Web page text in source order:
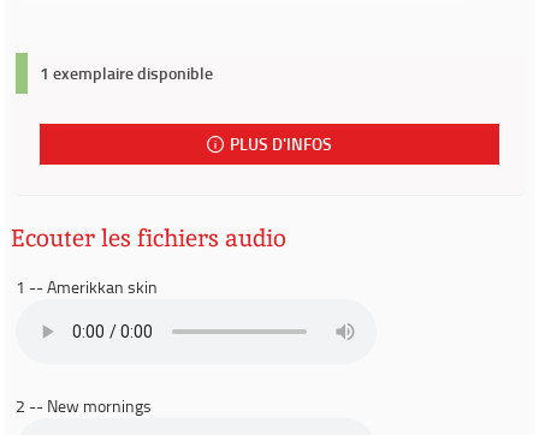
1 exemplaire disponible
PLUS D'INFOS
Ecouter les fichiers audio
1 -- Amerikkan skin
2 -- New mornings